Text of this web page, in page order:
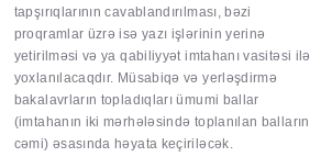
tapşırıqlarının cavablandırılması, bəzi
proqramlar üzrə isə yazı işlərinin yerinə
yetirilməsi və ya qabiliyyət imtahanı vasitəsi ilə
yoxlanılacaqdır. Müsabiqə və yerləşdirmə
bakalavrların topladıqları ümumi ballar
(imtahanın iki mərhələsində toplanılan balların
cəmi) əsasında həyata keçiriləcək.